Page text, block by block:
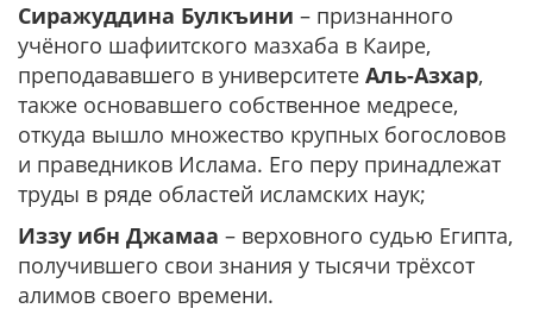
Сиражуддина Булкъини – признанного
учёного шафиитского мазхаба в Каире,
преподававшего в университете Аль-Азхар,
также основавшего собственное медресе,
откуда вышло множество крупных богословов
и праведников Ислама. Его перу принадлежат
труды в ряде областей исламских наук;
Иззу ибн Джамаа – верховного судью Египта,
получившего свои знания у тысячи трёхсот
алимов своего времени.